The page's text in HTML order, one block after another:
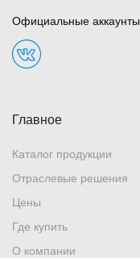
Главное
Каталог продукции
Отраслевые решения
Цены
Где купить
О компании
Официальные аккаунты